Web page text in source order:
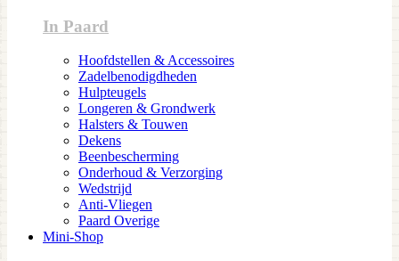
In Paard
Hoofdstellen & Accessoires
Zadelbenodigdheden
Hulpteugels
Longeren & Grondwerk
Halsters & Touwen
Dekens
Beenbescherming
Onderhoud & Verzorging
Wedstrijd
Anti-Vliegen
Paard Overige
Mini-Shop